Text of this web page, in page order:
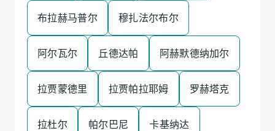
布拉赫马普尔 穆扎法尔布尔
阿尔瓦尔 丘德达帕 阿赫默德纳加尔
拉贾蒙德里 拉贾帕拉耶姆 罗赫塔克
拉杜尔 帕尔巴尼 卡基纳达